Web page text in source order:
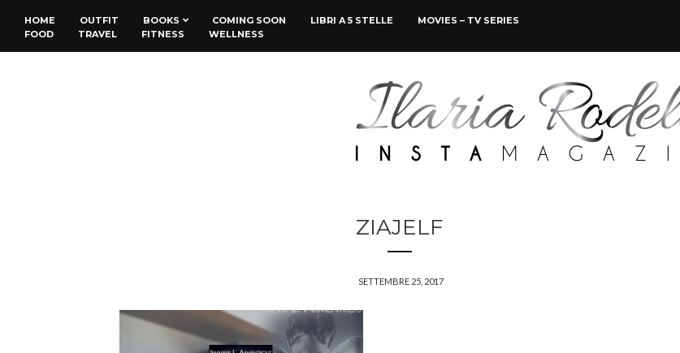
HOME OUTFIT BOOKS COMING SOON LIBRI A 5 STELLE
MOVIES – TV SERIES
FOOD
TRAVEL FITNESS WELLNESS
ZIAJELF
SETTEMBRE 25, 2017